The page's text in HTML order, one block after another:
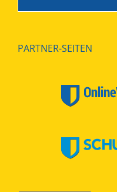
PARTNER-SEITEN